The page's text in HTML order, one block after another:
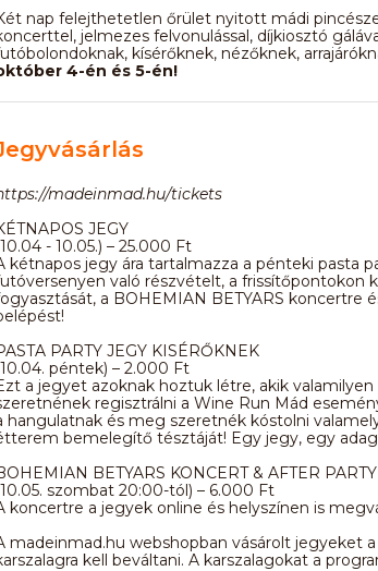
nap felejthetetlen őrület nyitott mádi
jelmezes felvonulással, díjkiosztó
kísérőknek, nézőknek,
4-én és 5-én!
madeinmad.hu/tickets
JEGY
- 10.05.) – 25.000 Ft
kétnapos jegy ára tartalmazza a pénteki pasta
való részvételt, a frissítőpontokon
a BOHEMIAN BETYARS koncertre
PARTY JEGY KISÉRŐKNEK
péntek) – 2.000 Ft
a jegyet azoknak hoztuk létre, akik
regisztrálni a Wine Run Mád
hangulatnak és meg szeretnék kóstolni
bemelegítő tésztáját! Egy jegy, egy
BETYARS KONCERT & AFTER PARTY
szombat 20:00-tól) – 6.000 Ft
koncertre a jegyek online és helyszínen is
madeinmad.hu webshopban vásárolt jegyeket
kell beváltani. A karszalagokat a